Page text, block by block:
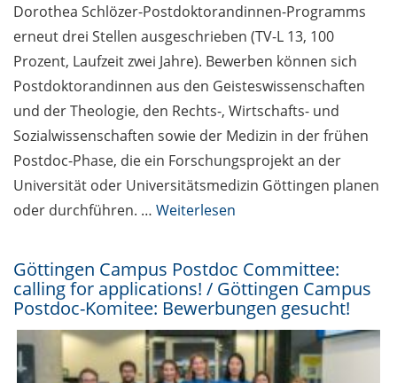
Dorothea Schlözer-Postdoktorandinnen-Programms
erneut drei Stellen ausgeschrieben (TV-L 13, 100
Prozent, Laufzeit zwei Jahre). Bewerben können sich
Postdoktorandinnen aus den Geisteswissenschaften
und der Theologie, den Rechts-, Wirtschafts- und
Sozialwissenschaften sowie der Medizin in der frühen
Postdoc-Phase, die ein Forschungsprojekt an der
Universität oder Universitätsmedizin Göttingen planen
oder durchführen. … Weiterlesen
Göttingen Campus Postdoc Committee:
calling for applications! / Göttingen Campus
Postdoc-Komitee: Bewerbungen gesucht!